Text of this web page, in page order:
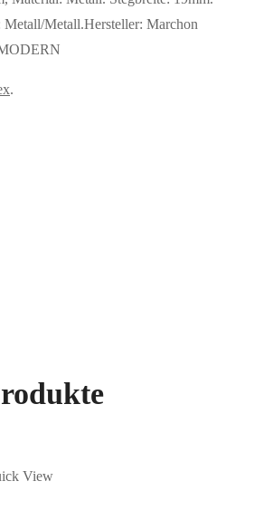
Metall/Metall.Hersteller: Marchon
.
View